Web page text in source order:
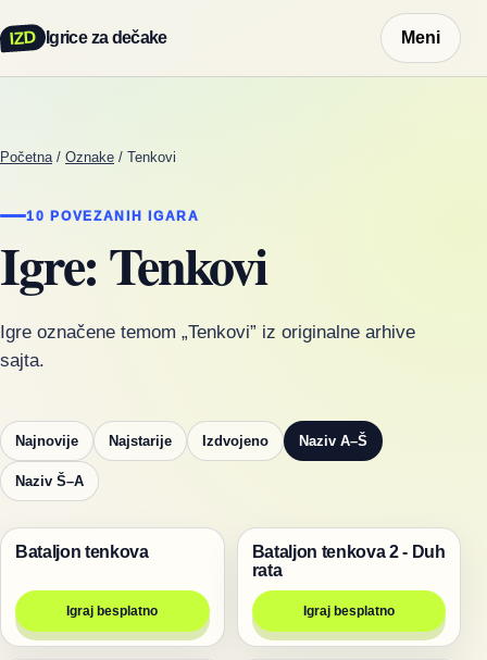
IZD Igrice za dečake Meni
Početna / Oznake / Tenkovi
10 POVEZANIH IGARA
Igre: Tenkovi
Igre označene temom „Tenkovi” iz originalne arhive
sajta.
Najnovije Najstarije Izdvojeno Naziv A–Š
Naziv Š–A
Pucanje
Bataljon tenkova
Igraj besplatno
Pucanje
Bataljon tenkova 2 - Duh
rata
Igraj besplatno